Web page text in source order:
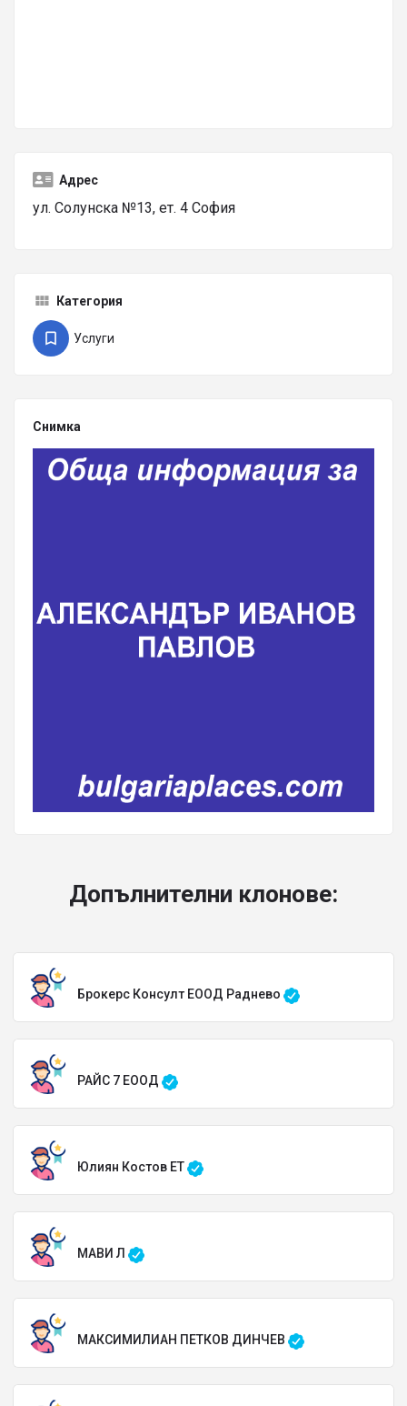
Адрес
ул. Солунска №13, ет. 4 София
Категория
Услуги
Снимка
Допълнителни клонове:
Брокерс Консулт ЕООД Раднево
РАЙС 7 ЕООД
Юлиян Костов ЕТ
МАВИ Л
МАКСИМИЛИАН ПЕТКОВ ДИНЧЕВ